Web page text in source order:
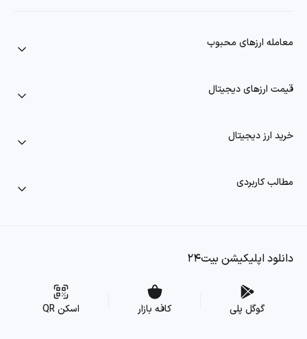
معامله ارزهای محبوب
قیمت ارزهای دیجیتال
خرید ارز دیجیتال
مطالب کاربردی
دانلود اپلیکیشن بیت۲۴
گوگل پلی کافه بازار اسکن QR